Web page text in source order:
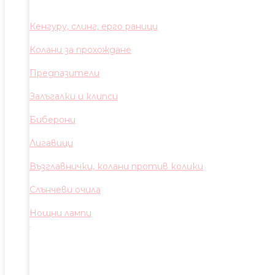
Кенгуру, слинг, ерго раници
Колани за прохождане
Предпазители
Залъгалки и клипси
Биберони
Лигавици
Възглавнички, колани против колики
Слънчеви очила
Нощни лампи